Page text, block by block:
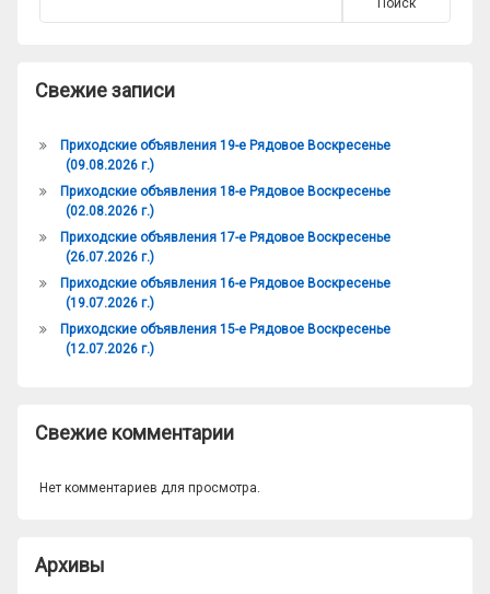
Свежие записи
Приходские объявления 19-е Рядовое Воскресенье
(09.08.2026 г.)
Приходские объявления 18-е Рядовое Воскресенье
(02.08.2026 г.)
Приходские объявления 17-е Рядовое Воскресенье
(26.07.2026 г.)
Приходские объявления 16-е Рядовое Воскресенье
(19.07.2026 г.)
Приходские объявления 15-е Рядовое Воскресенье
(12.07.2026 г.)
Свежие комментарии
Нет комментариев для просмотра.
Архивы